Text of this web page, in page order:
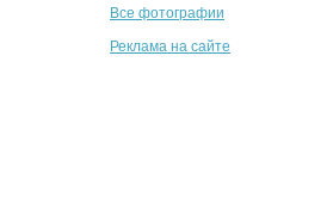
Все фотографии
Реклама на сайте